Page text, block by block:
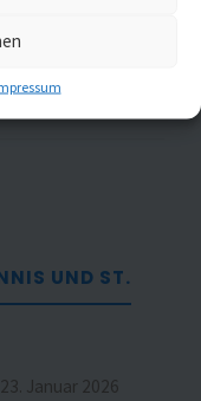
UND ST.
23. Januar 2026